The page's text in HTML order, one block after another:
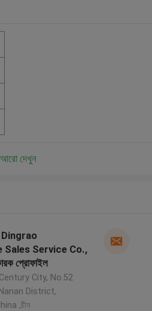
আরো দেখুন
Sales Service Co.,
প্রোফাইল
City, No.52
District,
,চীন